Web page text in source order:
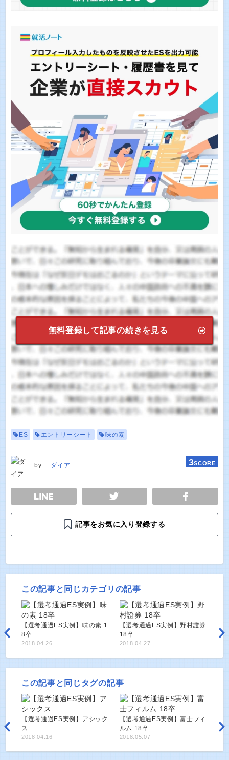
無料登録して記事の続きを見る
ES エントリーシート 味の素
by ダイア 3SCORE
TWEET
記事をお気に入り登録する
この記事と同じカテゴリの記事
【選考通過ES実例】味の素 1
8卒
2018.04.26
【選考通過ES実例】野村證券
18卒
2018.04.27
この記事と同じタグの記事
【選考通過ES実例】アシック
ス
2018.04.16
【選考通過ES実例】富士フィ
ルム 18卒
2018.05.07